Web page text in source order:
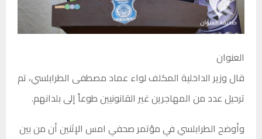
العنوان
قال وزير الداخلية المكلف لواء عماد مصطفى الطرابلسي، تم
ترحيل عدد من المهاجرين غير القانونيين طوعاً إلى بلدانهم.
وأوضح الطرابلسي في مؤتمر صحفي امس الإثنين أن من بين